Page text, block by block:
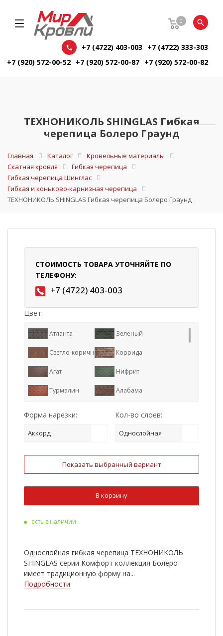
0
+7 (4722) 403-003
+7 (4722) 333-303
+7 (920) 572-00-52 +7 (920) 572-00-87 +7 (920) 572-00-82
ТЕХНОНИКОЛЬ SHINGLAS Гибкая
черепица Болеро Граунд
Главная Каталог
Кровельные материалы
Скатная кровля
Гибкая черепица
Гибкая черепица Шинглас
Гибкая и коньково-карнизная черепица
ТЕХНОНИКОЛЬ SHINGLAS Гибкая черепица Болеро Граунд
СТОИМОСТЬ ТОВАРА УТОЧНЯЙТЕ ПО
ТЕЛЕФОНУ:
+7 (4722) 403-003
Цвет:
Атланта Зеленый
Светло-коричневый Коррида
Агат Нифрит
Турмалин Алабама
Красный Мичиган
Оникс Серый
Сицилия Терра
Техас
Мускат Кленовый
Тополь Огайо
Форма нарезки:
Аккорд
Кол-во слоев:
Однослойная
Показать выбранный вариант
В корзину
есть в наличии
Однослойная гибкая черепица ТЕХНОНИКОЛЬ
SHINGLAS серии Комфорт коллекция Болеро
имеет традиционную форму на...
Подробности